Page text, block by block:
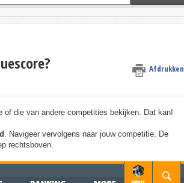
Afdrukken
die van andere competities bekijken. Dat kan!
. Navigeer vervolgens naar jouw competitie. De
rechtsboven.